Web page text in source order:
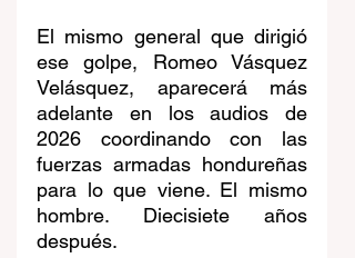
El mismo general que dirigió
ese golpe, Romeo Vásquez
Velásquez, aparecerá más
adelante en los audios de
2026 coordinando con las
fuerzas armadas hondureñas
para lo que viene. El mismo
hombre. Diecisiete años
después.